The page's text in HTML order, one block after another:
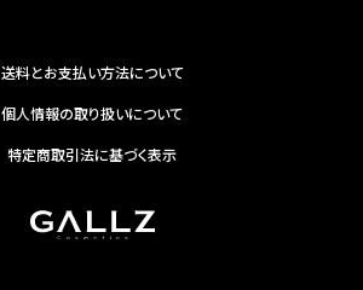
送料とお支払い方法について
個人情報の取り扱いについて
特定商取引法に基づく表示